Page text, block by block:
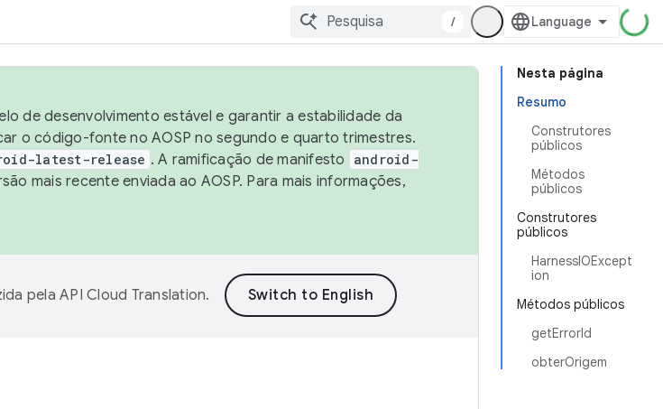
/
Nesta página
Resumo
Construtores
públicos
Métodos
públicos
Construtores
públicos
HarnessIOExcept
ion
Métodos públicos
getErrorId
obterOrigem
de desenvolvimento estável e garantir a estabilidade da
o código-fonte no AOSP no segundo e quarto trimestres.
latest-release . A ramificação de manifesto
android-
mais recente enviada ao AOSP. Para mais informações,
pela API Cloud Translation.